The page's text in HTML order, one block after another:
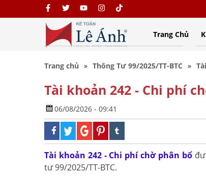
Trang Chủ
Trang chủ Thông Tư 99/2025/TT-BTC
Tài khoản 242 - Chi phí
06/08/2026 - 09:41
Tài khoản 242 - Chi phí chờ phân bổ
tư 99/2025/TT-BTC.